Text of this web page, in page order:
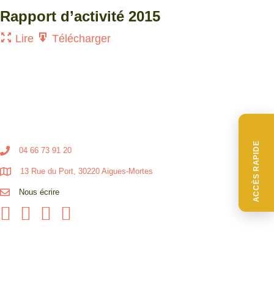
ACCÈS RAPIDE
Rapport d’activité 2015
Lire Télécharger
04 66 73 91 20
13 Rue du Port, 30220 Aigues-Mortes
Nous écrire